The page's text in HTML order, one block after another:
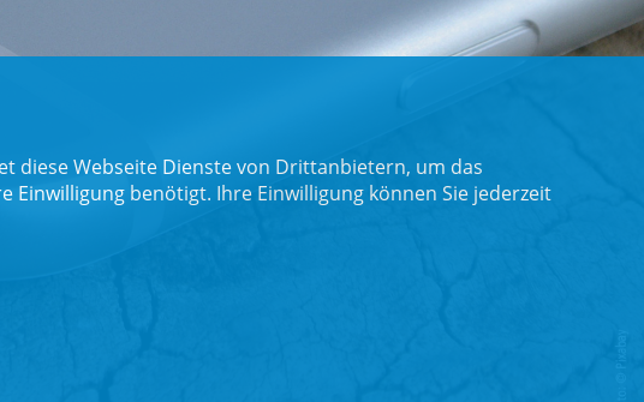
diese Webseite Dienste von Drittanbietern, um das
benötigt. Ihre Einwilligung können Sie jederzeit